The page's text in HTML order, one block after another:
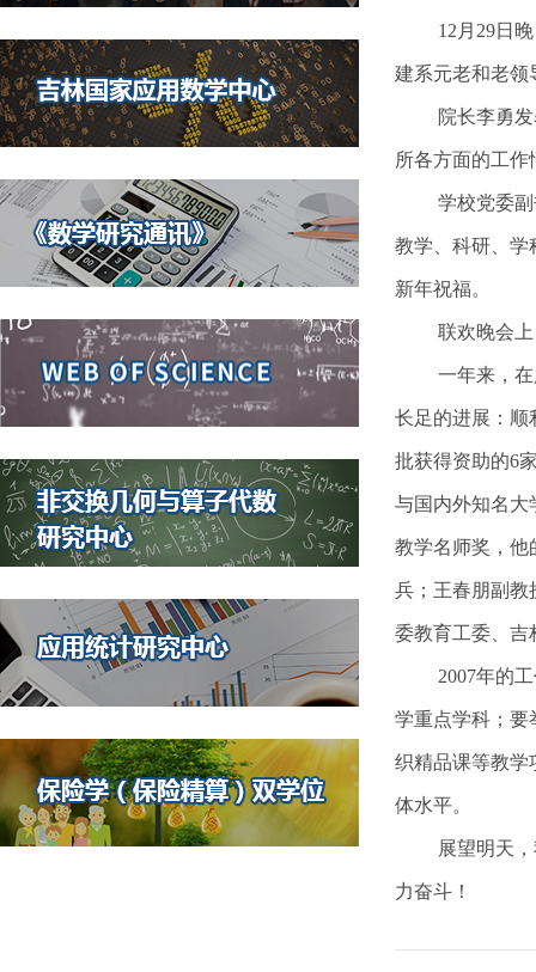
12月29日
建系元老和老领
院长李勇
所各方面的工作
学校党委
教学、科研、学
新年祝福。
联欢晚会
一年来，
长足的进展：顺
批获得资助的6
与国内外知名大
教学名师奖，他
兵；王春朋副教
委教育工委、吉
2007年的
学重点学科；要
织精品课等教学
体水平。
展望明天
力奋斗！